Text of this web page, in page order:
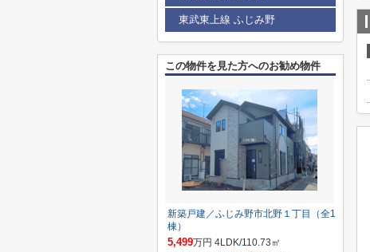
東武東上線 ふじみ野
この物件を見た方へのお勧め物件
新築戸建／ふじみ野市北野１丁目（全1
棟）
5,499万円 4LDK/110.73㎡